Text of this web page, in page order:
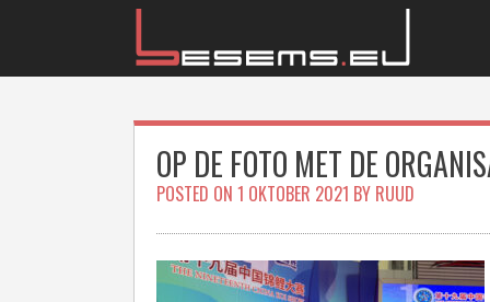
OP DE FOTO MET DE
POSTED ON 1 OKTOBER 2021 BY RUUD